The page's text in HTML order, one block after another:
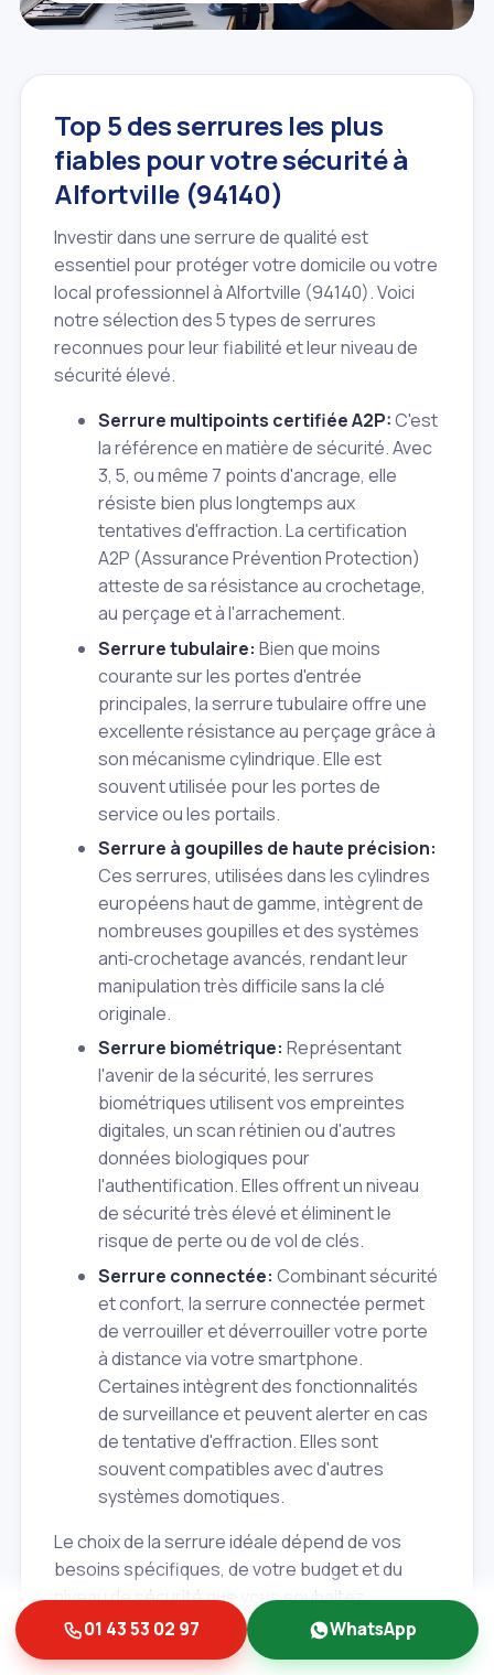
Top 5 des serrures les plus
fiables pour votre sécurité à
Alfortville (94140)
Investir dans une serrure de qualité est
essentiel pour protéger votre domicile ou votre
local professionnel à Alfortville (94140). Voici
notre sélection des 5 types de serrures
reconnues pour leur fiabilité et leur niveau de
sécurité élevé.
Serrure multipoints certifiée A2P:C'est
la référence en matière de sécurité. Avec
3, 5, ou même 7 points d'ancrage, elle
résiste bien plus longtemps aux
tentatives d'effraction. La certification
A2P (Assurance Prévention Protection)
atteste de sa résistance au crochetage,
au perçage et à l'arrachement.
Serrure tubulaire: Bien que moins
courante sur les portes d'entrée
principales, la serrure tubulaire offre une
excellente résistance au perçage grâce à
son mécanisme cylindrique. Elle est
souvent utilisée pour les portes de
service ou les portails.
Serrure à goupilles de haute précision:
Ces serrures, utilisées dans les cylindres
européens haut de gamme, intègrent de
nombreuses goupilles et des systèmes
anti‑crochetage avancés, rendant leur
manipulation très difficile sans la clé
originale.
Serrure biométrique: Représentant
l'avenir de la sécurité, les serrures
biométriques utilisent vos empreintes
digitales, un scan rétinien ou d'autres
données biologiques pour
l'authentification. Elles offrent un niveau
de sécurité très élevé et éliminent le
risque de perte ou de vol de clés.
Serrure connectée: Combinant sécurité
et confort, la serrure connectée permet
de verrouiller et déverrouiller votre porte
à distance via votre smartphone.
Certaines intègrent des fonctionnalités
de surveillance et peuvent alerter en cas
de tentative d'effraction. Elles sont
souvent compatibles avec d'autres
systèmes domotiques.
Le choix de la serrure idéale dépend de vos
besoins spécifiques, de votre budget et du
niveau de sécurité que vous souhaitez
atteindre. N'hésitez pas à consulter nos
serruriers à Albert et Fils pour un conseil
01 43 53 02 97 WhatsApp